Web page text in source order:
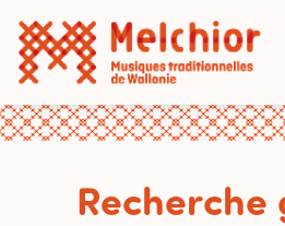
Recherche